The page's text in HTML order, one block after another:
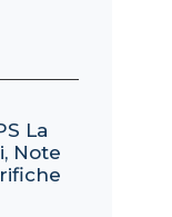
La
Note